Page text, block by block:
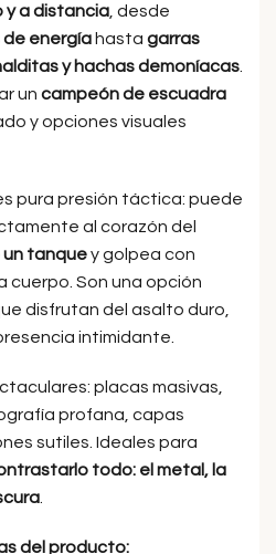
y a distancia , desde
de energíahasta garras
y hachas demoníacas
un campeón de escuadra
y opciones visuales
pura presión táctica: puede
al corazón del
un tanquey golpea con
cuerpo. Son una opción
disfrutan del asalto duro,
intimidante.
placas masivas,
profana, capas
sutiles. Ideales para
todo: el metal, la
del producto: